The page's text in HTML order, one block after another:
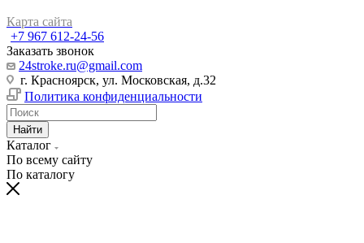
Карта сайта
+7 967 612-24-56
Заказать звонок
24stroke.ru@gmail.com
г. Красноярск, ул. Московская, д.32
Политика конфиденциальности
Найти
Каталог
По всему сайту
По каталогу